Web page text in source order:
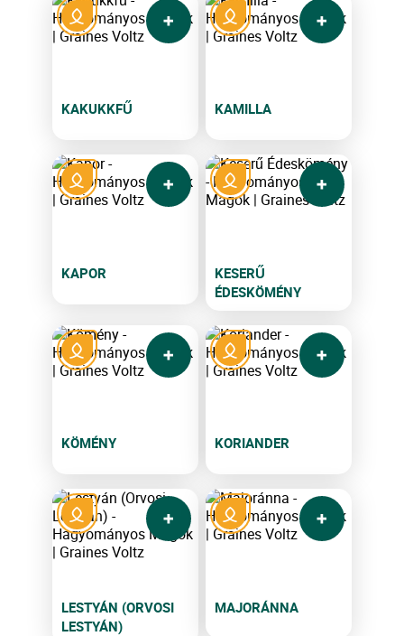
KAKUKKFŰ KAMILLA
KAPOR
KESERŰ
ÉDESKÖMÉNY
KÖMÉNY KORIANDER
LESTYÁN (ORVOSI
LESTYÁN)
MAJORÁNNA